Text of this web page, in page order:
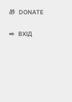
🎁 DONATE
➡️ ВХІД